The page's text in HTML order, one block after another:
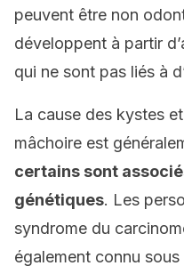
peuvent être non
développent à partir
qui ne sont pas liés à
La cause des kystes
mâchoire est
certains sont
génétiques. Les
syndrome du
également connu sous